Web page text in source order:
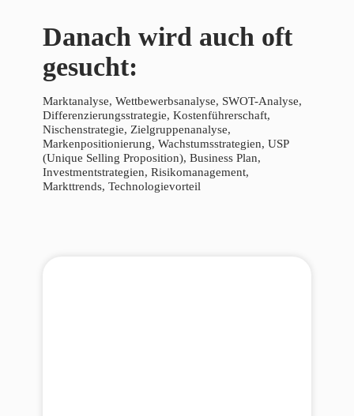
Danach wird auch oft
gesucht:
Marktanalyse, Wettbewerbsanalyse, SWOT-Analyse,
Differenzierungsstrategie, Kostenführerschaft,
Nischenstrategie, Zielgruppenanalyse,
Markenpositionierung, Wachstumsstrategien, USP
(Unique Selling Proposition), Business Plan,
Investmentstrategien, Risikomanagement,
Markttrends, Technologievorteil